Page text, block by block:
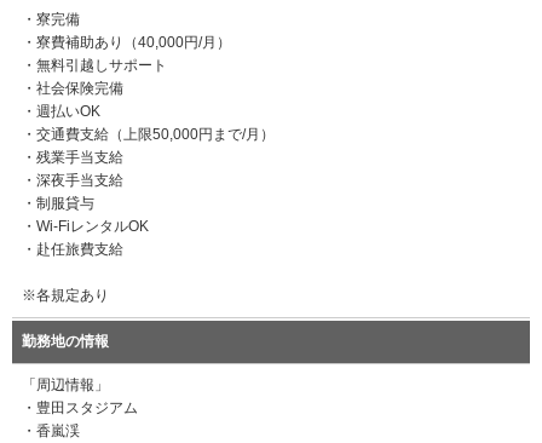
・寮完備
・寮費補助あり（40,000円/月）
・無料引越しサポート
・社会保険完備
・週払いOK
・交通費支給（上限50,000円まで/月）
・残業手当支給
・深夜手当支給
・制服貸与
・Wi-FiレンタルOK
・赴任旅費支給
※各規定あり
勤務地の情報
「周辺情報」
・豊田スタジアム
・香嵐渓